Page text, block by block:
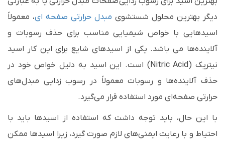
دیگر بهترین محلول شستشوی مبدل حرارتی صفحه ای، معمولاً
اسیدهایی با خواص شیمیایی مناسب برای حذف رسوبات و
آلاینده‌ها می باشد. یکی از اسیدهای شایع برای این کار اسید
نیتریک (Nitric Acid) است. این اسید به دلیل خواص خود در
حذف آلاینده‌ها و رسوبات معمولاً در رسوب زدایی مبدل‌های
حرارتی صفحه‌ای مورد استفاده قرار می‌گیرد.
با این حال، باید توجه داشت که استفاده از اسیدها باید با
احتیاط و با رعایت ایمنی‌های لازم صورت گیرد، زیرا اسیدها ممکن